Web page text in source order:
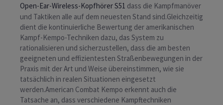
Open-Ear-Wireless-Kopfhörer S51 dass die Kampfmanöver
und Taktiken alle auf dem neuesten Stand sind.Gleichzeitig
dient die kontinuierliche Bewertung der amerikanischen
Kampf-Kempo-Techniken dazu, das System zu
rationalisieren und sicherzustellen, dass die am besten
geeigneten und effizientesten Straßenbewegungen in der
Praxis mit der Art und Weise übereinstimmen, wie sie
tatsächlich in realen Situationen eingesetzt
werden.American Combat Kempo erkennt auch die
Tatsache an, dass verschiedene Kampftechniken